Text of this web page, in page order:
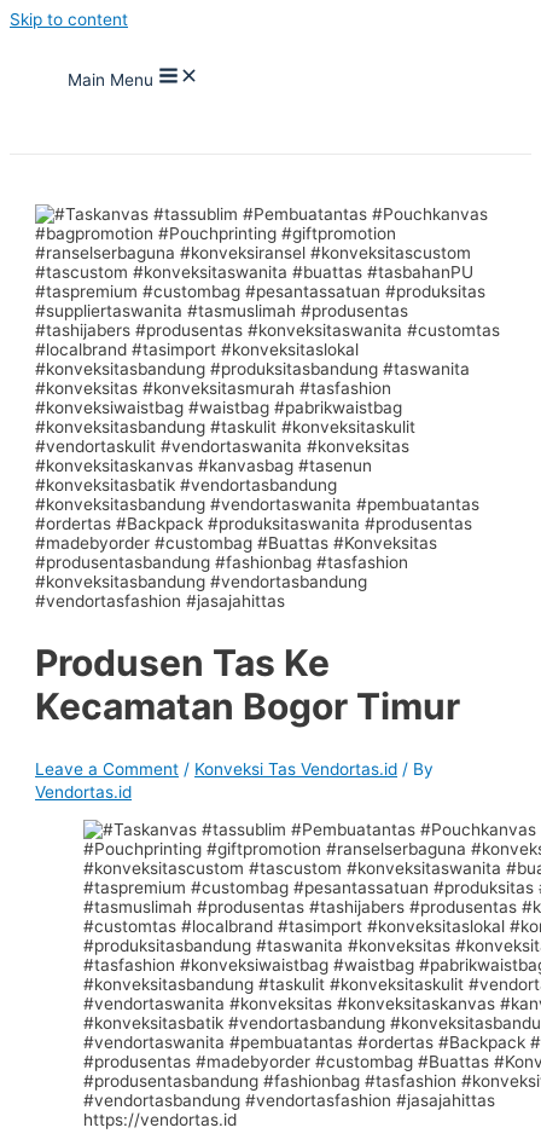
Skip to content
Main Menu
Produsen Tas Ke
Kecamatan Bogor Timur
Leave a Comment / Konveksi Tas Vendortas.id / By
Vendortas.id
https://vendortas.id